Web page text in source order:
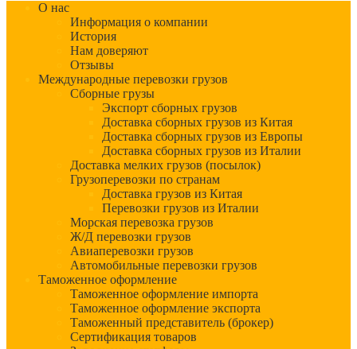
О нас
Информация о компании
История
Нам доверяют
Отзывы
Международные перевозки грузов
Сборные грузы
Экспорт сборных грузов
Доставка сборных грузов из Китая
Доставка сборных грузов из Европы
Доставка сборных грузов из Италии
Доставка мелких грузов (посылок)
Грузоперевозки по странам
Доставка грузов из Китая
Перевозки грузов из Италии
Морская перевозка грузов
Ж/Д перевозки грузов
Авиаперевозки грузов
Автомобильные перевозки грузов
Таможенное оформление
Таможенное оформление импорта
Таможенное оформление экспорта
Таможенный представитель (брокер)
Сертификация товаров